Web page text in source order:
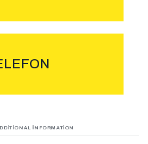
INFORMATION